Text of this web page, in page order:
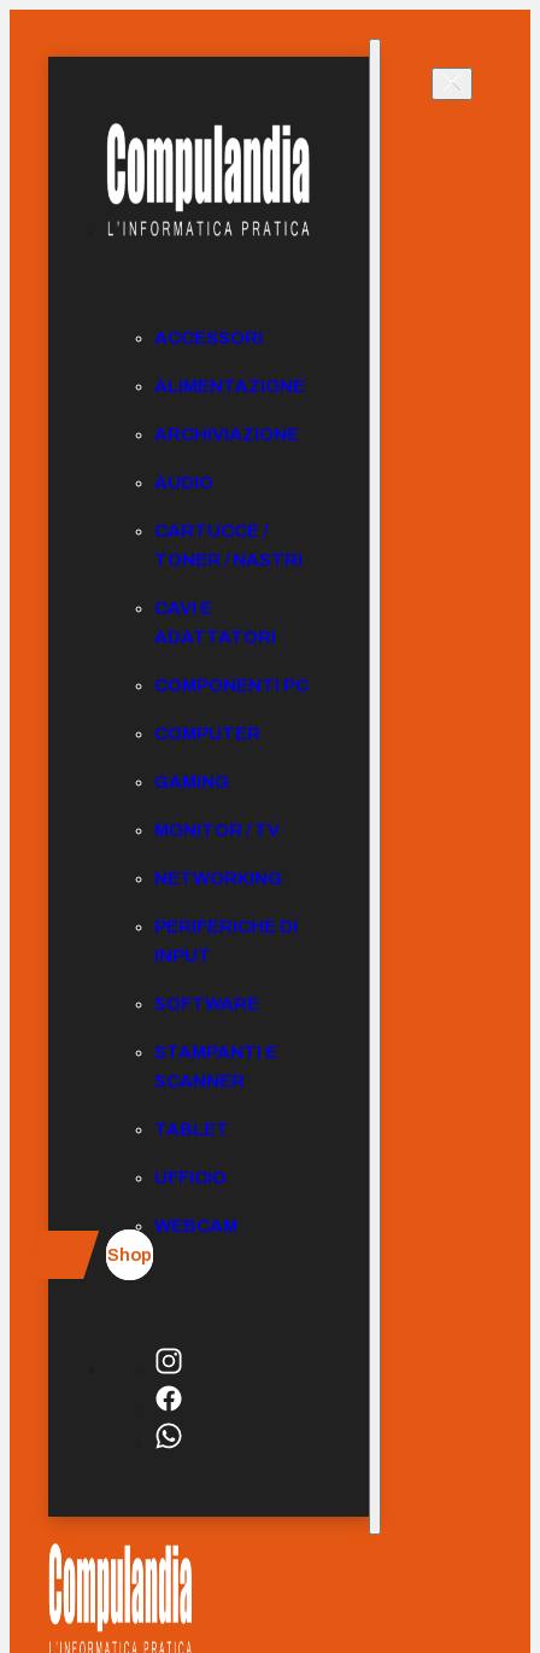
ACCESSORI
ALIMENTAZIONE
ARCHIVIAZIONE
AUDIO
CARTUCCE /
TONER / NASTRI
CAVI E
ADATTATORI
COMPONENTI PC
COMPUTER
GAMING
MONITOR / TV
NETWORKING
PERIFERICHE DI
INPUT
SOFTWARE
STAMPANTI E
SCANNER
TABLET
UFFICIO
WEBCAM
Shop